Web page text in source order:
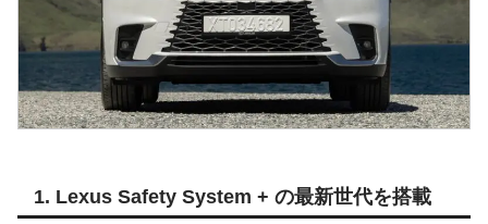
1. Lexus Safety System + の最新世代を搭載